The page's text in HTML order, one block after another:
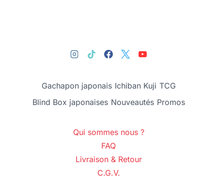
Gachapon japonais Ichiban Kuji TCG
Blind Box japonaises Nouveautés Promos
Qui sommes nous ?
FAQ
Livraison & Retour
C.G.V.